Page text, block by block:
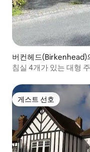
버컨헤드(Birkenhead)
침실 4개가 있는 대형
게스트 선호
게스트 선호